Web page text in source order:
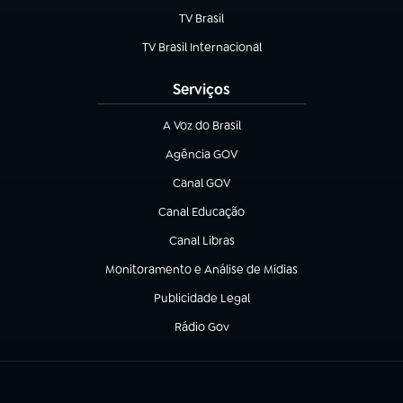
TV Brasil
(abre em nova aba)
TV Brasil Internacional
(abre em nova aba)
Serviços
A Voz do Brasil
(abre em nova aba)
Agência GOV
(abre em nova aba)
Canal GOV
(abre em nova aba)
Canal Educação
(abre em nova aba)
Canal Libras
(abre em nova aba)
Monitoramento e Análise de Mídias
(abre em nova aba)
Publicidade Legal
(abre em nova aba)
Rádio Gov
(abre em nova aba)